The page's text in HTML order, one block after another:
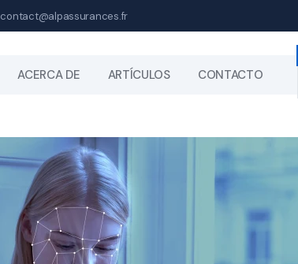
contact@alpassurances.fr
ACERCA DE ARTÍCULOS CONTACTO